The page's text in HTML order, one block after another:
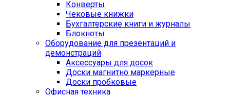
Конверты
Чековые книжки
Бухгалтерские книги и журналы
Блокноты
Оборудование для презентаций и
демонстраций
Аксессуары для досок
Доски магнитно маркерные
Доски пробковые
Офисная техника